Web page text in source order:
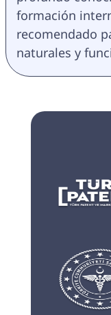
formación
recomendado
naturales y